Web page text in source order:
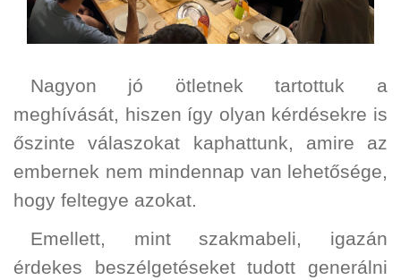
Nagyon jó ötletnek tartottuk a
meghívását, hiszen így olyan kérdésekre is
őszinte válaszokat kaphattunk, amire az
embernek nem mindennap van lehetősége,
hogy feltegye azokat.
Emellett, mint szakmabeli, igazán
érdekes beszélgetéseket tudott generálni